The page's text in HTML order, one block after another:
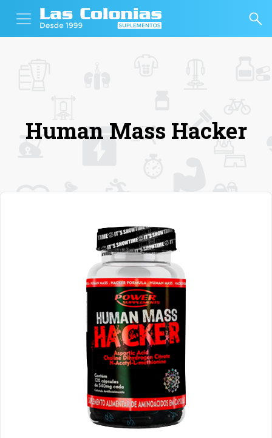
Human Mass Hacker